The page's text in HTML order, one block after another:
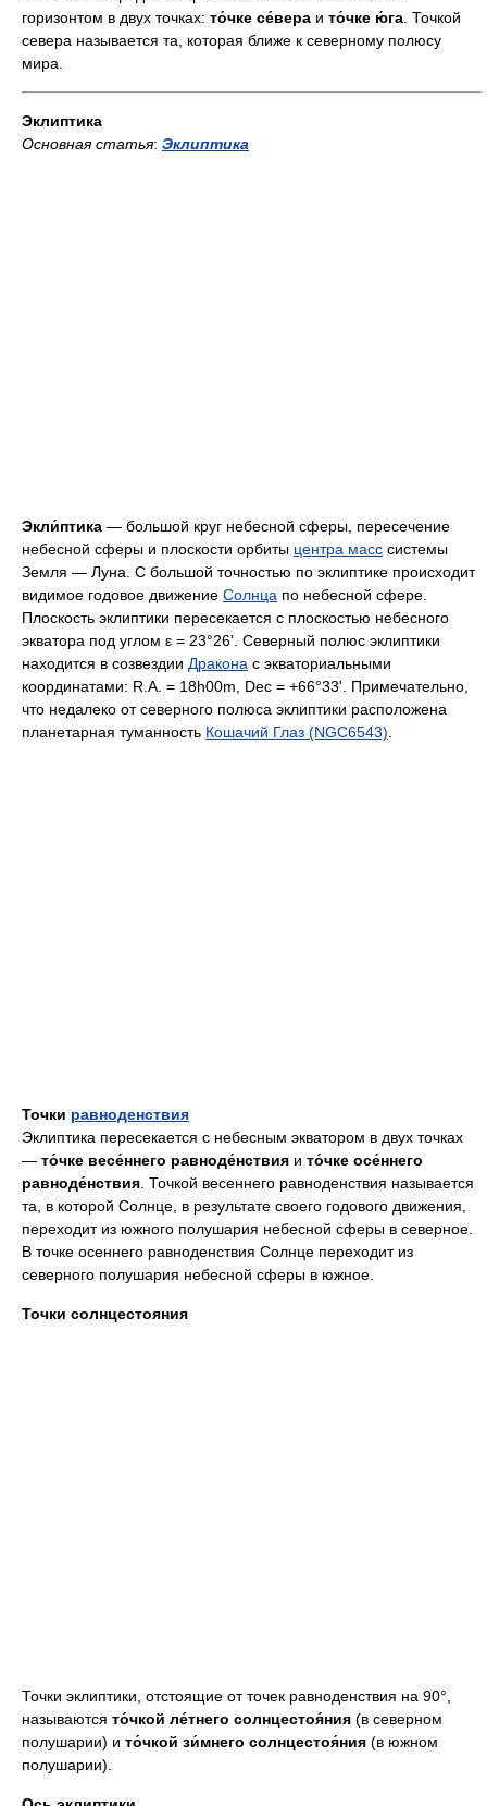
горизонтом в двух точках: то́чке се́вера и то́чке ю́га . Точкой
севера называется та, которая ближе к северному полюсу
мира.
Эклиптика
Основная статья: Эклиптика
Экли́птика — большой круг небесной сферы, пересечение
небесной сферы и плоскости орбиты центра масс системы
Земля — Луна. С большой точностью по эклиптике происходит
видимое годовое движение Солнца по небесной сфере.
Плоскость эклиптики пересекается с плоскостью небесного
экватора под углом ε = 23°26'. Северный полюс эклиптики
находится в созвездии Дракона с экваториальными
координатами: R.A. = 18h00m, Dec = +66°33'. Примечательно,
что недалеко от северного полюса эклиптики расположена
планетарная туманность Кошачий Глаз (NGC6543)
Точки равноденствия
Эклиптика пересекается с небесным экватором в двух точках
— то́чке весе́ннего равноде́нствия и то́чке осе́ннего
равноде́нствия . Точкой весеннего равноденствия называется
та, в которой Солнце, в результате своего годового движения,
переходит из южного полушария небесной сферы в северное.
В точке осеннего равноденствия Солнце переходит из
северного полушария небесной сферы в южное.
Точки солнцестояния
Точки эклиптики, отстоящие от точек равноденствия на 90°,
называются то́чкой ле́тнего солнцестоя́ния (в северном
полушарии) и то́чкой зи́мнего солнцестоя́ния (в южном
полушарии).